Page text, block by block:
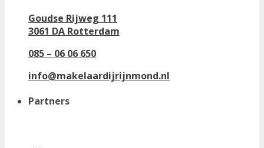
Goudse Rijweg 111
3061 DA Rotterdam
085 – 06 06 650
info@makelaardijrijnmond.nl
Partners